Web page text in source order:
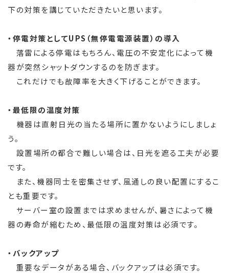
下の対策を講じていただきたいと思います。
・停電対策としてUPS（無停電電源装置）の導入
落雷による停電はもちろん、電圧の不安定化によって機
器が突然シャットダウンするのを防ぎます。
これだけでも故障率を大きく下げることができます。
・最低限の温度対策
機器は直射日光の当たる場所に置かないようにしましょ
う。
設置場所の都合で難しい場合は、日光を遮る工夫が必要
です。
また、機器同士を密集させず、風通しの良い配置にするこ
とも重要です。
サーバー室の設置までは求めませんが、暑さによって機
器の寿命が縮むため、最低限の温度対策は必須です。
・バックアップ
重要なデータがある場合、バックアップは必須です。